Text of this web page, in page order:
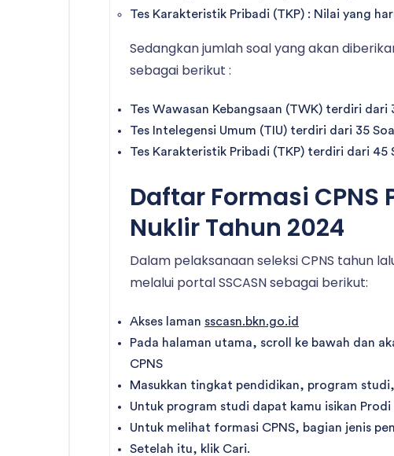
Tes Karakteristik Pribadi (TKP) : Nilai yang
Sedangkan jumlah soal yang akan
sebagai berikut :
Tes Wawasan Kebangsaan (TWK) terdiri dari
Tes Intelegensi Umum (TIU) terdiri dari 35
Tes Karakteristik Pribadi (TKP) terdiri dari 45
Daftar Formasi CPNS
Nuklir Tahun 2024
Dalam pelaksanaan seleksi CPNS tahun
melalui portal SSCASN sebagai berikut:
Akses laman sscasn.bkn.go.id
Pada halaman utama, scroll ke bawah dan
CPNS
Masukkan tingkat pendidikan, program
Untuk program studi dapat kamu isikan Prodi
Untuk melihat formasi CPNS, bagian jenis
Setelah itu, klik Cari.